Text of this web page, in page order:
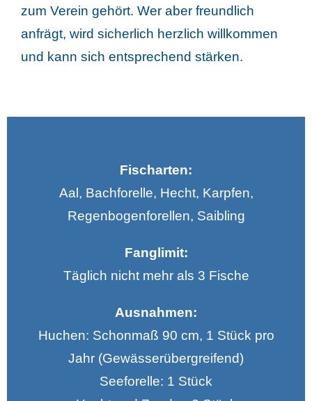
zum Verein gehört. Wer aber freundlich
anfrägt, wird sicherlich herzlich willkommen
und kann sich entsprechend stärken.
Fischarten:
Aal, Bachforelle, Hecht, Karpfen,
Regenbogenforellen, Saibling
Fanglimit:
Täglich nicht mehr als 3 Fische
Ausnahmen:
Huchen: Schonmaß 90 cm, 1 Stück pro
Jahr (Gewässerübergreifend)
Seeforelle: 1 Stück